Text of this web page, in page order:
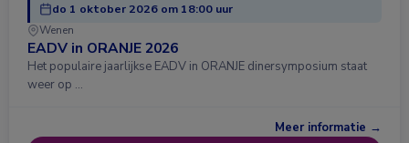
do 1 oktober 2026 om 18:00 uur
Wenen
EADV in ORANJE 2026
Het populaire jaarlijkse EADV in ORANJE dinersymposium staat
weer op …
Meer informatie →